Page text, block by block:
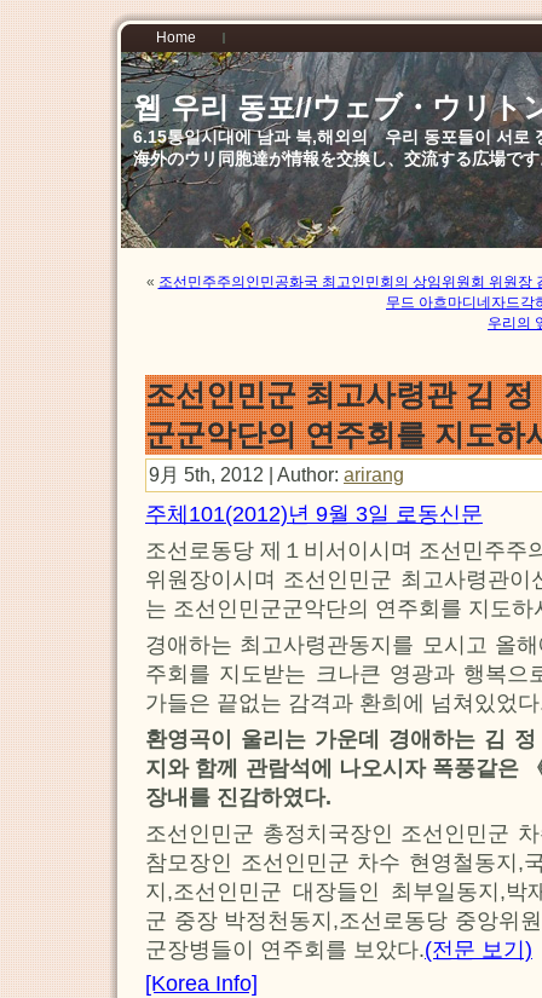
Home
웹 우리 동포//ウェブ・ウリト
6.15통일시대에 남과 북,해외의 우리 동포들이 서로
海外のウリ同胞達が情報を交換し、交流する広場で
« 조선민주주의인민공화국 최고인민회의 상임위원회 위원장
무드 아흐마디네자드각
우리의
조선인민군 최고사령관 김
군군악단의 연주회를 지도하
9月 5th, 2012 | Author: arirang
주체101(2012)년 9월 3일 로동신문
조선로동당 제１비서이시며 조선민주주
위원장이시며 조선인민군 최고사령관
는 조선인민군군악단의 연주회를 지도하
경애하는 최고사령관동지를 모시고 올
주회를 지도받는 크나큰 영광과 행복으
가들은 끝없는 감격과 환희에 넘쳐있었
환영곡이 울리는 가운데 경애하는 김
지와 함께 관람석에 나오시자 폭풍같은
장내를 진감하였다.
조선인민군 총정치국장인 조선인민군
참모장인 조선인민군 차수 현영철동지,
지,조선인민군 대장들인 최부일동지,박
군 중장 박정천동지,조선로동당 중앙위
군장병들이 연주회를 보았다.(전문 보기)
[Korea Info]